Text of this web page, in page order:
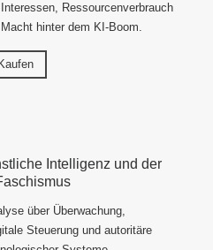
Ressourcenverbrauch
hinter dem KI-Boom.
Kaufen
Intelligenz und der
über Überwachung,
Steuerung und autoritäre